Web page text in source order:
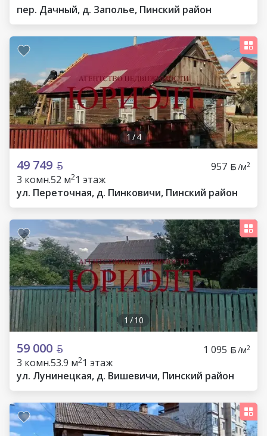
пер. Дачный, д. Заполье, Пинский район
1 /4
49 749 957 /м2
3 комн.52 м21 этаж
ул. Переточная, д. Пинковичи, Пинский район
1 /10
59 000 1 095 /м2
3 комн.53.9 м21 этаж
ул. Лунинецкая, д. Вишевичи, Пинский район